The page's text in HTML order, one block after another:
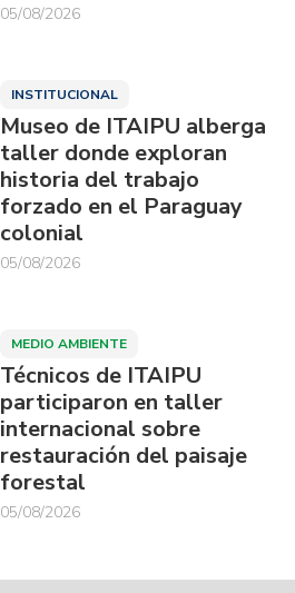
05/08/2026
INSTITUCIONAL
Museo de ITAIPU alberga
taller donde exploran
historia del trabajo
forzado en el Paraguay
colonial
05/08/2026
MEDIO AMBIENTE
Técnicos de ITAIPU
participaron en taller
internacional sobre
restauración del paisaje
forestal
05/08/2026